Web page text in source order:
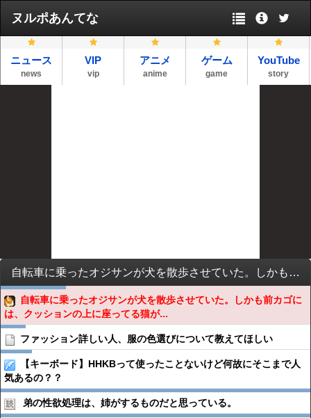
ヌルポあんてな
ニュース
news
VIP
vip
アニメ
anime
ゲーム
game
YouTube
story
自転車に乗ったオジサンが犬を散歩させていた。しかも前カゴには、クッションの上に座ってる猫が!!「まさしくウィンウィンならぬ、トリプルウィンだね」と連れに言うと・・・
自転車に乗ったオジサンが犬を散歩させていた。しかも前カゴに
は、クッションの上に座ってる猫が...
ファッション詳しい人、服の色選びについて教えてほしい
【キーボード】HHKBって使ったことないけど何故にそこまで人
気あるの？？
弟の性欲処理は、姉がするものだと思っている。